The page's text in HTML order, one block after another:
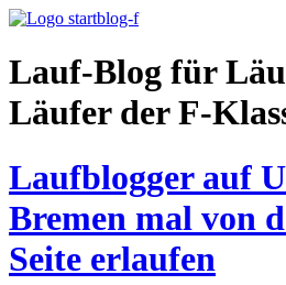
Lauf-Blog für
Läufer der F-
Laufblogger auf
Bremen mal von
Seite erlaufen